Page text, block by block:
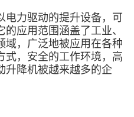
电力驱动的提升设备，可
应用范围涵盖了工业、
域，广泛地被应用在各种
式，安全的工作环境，高
升降机被越来越多的企